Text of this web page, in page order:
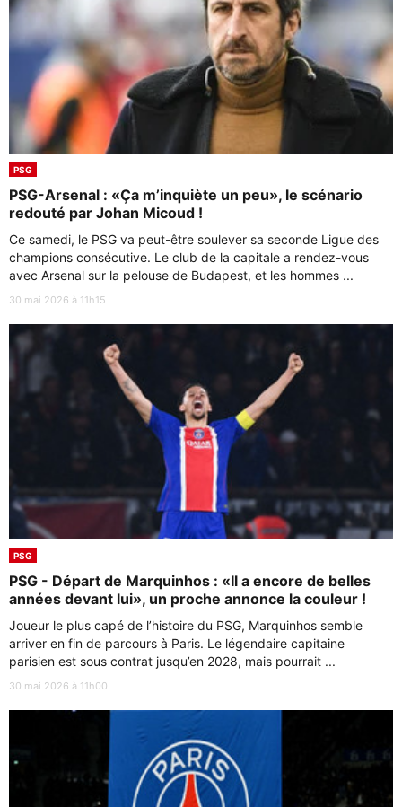
PSG
PSG-Arsenal : «Ça m’inquiète un peu», le scénario
redouté par Johan Micoud !
Ce samedi, le PSG va peut-être soulever sa seconde Ligue des
champions consécutive. Le club de la capitale a rendez-vous
avec Arsenal sur la pelouse de Budapest, et les hommes ...
30 mai 2026 à 11h15
PSG
PSG - Départ de Marquinhos : «Il a encore de belles
années devant lui», un proche annonce la couleur !
Joueur le plus capé de l’histoire du PSG, Marquinhos semble
arriver en fin de parcours à Paris. Le légendaire capitaine
parisien est sous contrat jusqu’en 2028, mais pourrait ...
30 mai 2026 à 11h00